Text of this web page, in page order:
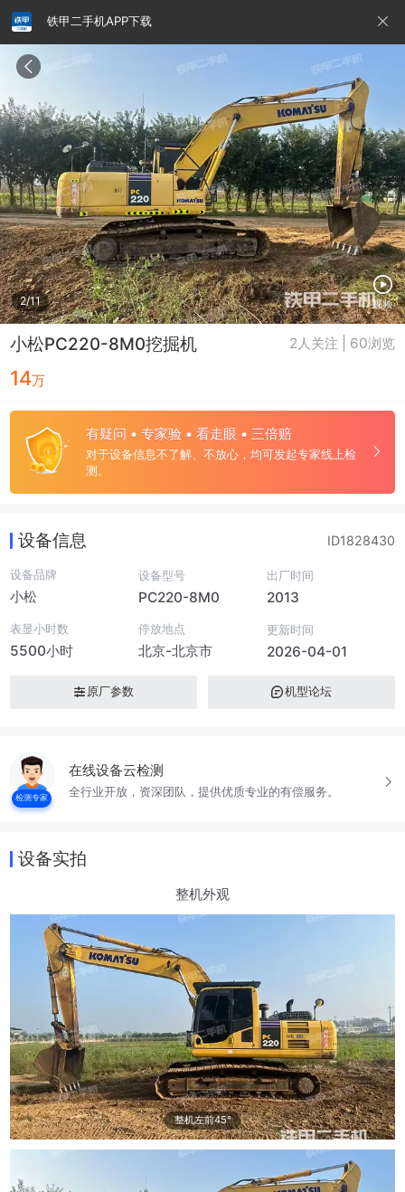
铁甲二手机APP下载
2/11 视频
小松PC220-8M0挖掘机 2人关注 | 60浏览
14万
有疑问 • 专家验 • 看走眼 • 三倍赔
对于设备信息不了解、不放心，均可发起专家线上检
测。
请输入手机号
提
交
即
表
示
您
同
意
《隐
私
政
策》
设备信息 ID1828430
设备品牌
小松
设备型号
PC220-8M0
出厂时间
2013
表显小时数
5500小时
停放地点
北京-北京市
更新时间
2026-04-01
原厂参数 机型论坛
检测专家
在线设备云检测
全行业开放，资深团队，提供优质专业的有偿服务。
设备实拍
整机外观
整机左前45°
铁甲龙总部 4000099032 认证经纪人